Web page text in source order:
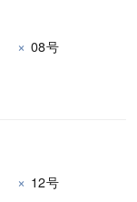
× 08号
× 12号